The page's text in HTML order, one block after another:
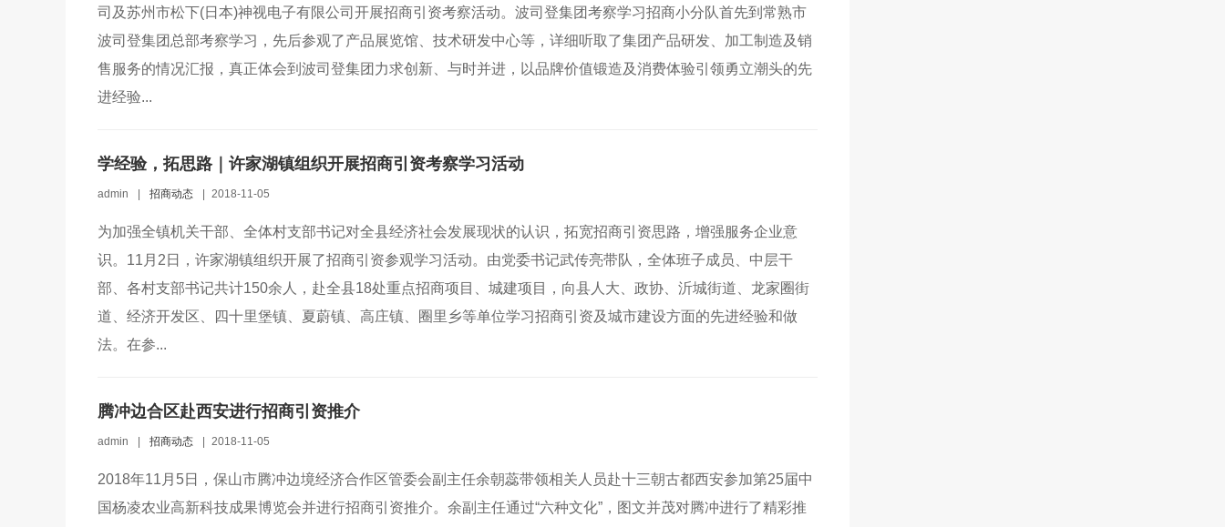
司及苏州市松下(日本)神视电子有限公司开展招商引资考察活动。波司登集团考察学习招商小分队首先到常熟市
波司登集团总部考察学习，先后参观了产品展览馆、技术研发中心等，详细听取了集团产品研发、加工制造及销
售服务的情况汇报，真正体会到波司登集团力求创新、与时并进，以品牌价值锻造及消费体验引领勇立潮头的先
进经验...
学经验，拓思路｜许家湖镇组织开展招商引资考察学习活动
admin 招商动态 2018-11-05
为加强全镇机关干部、全体村支部书记对全县经济社会发展现状的认识，拓宽招商引资思路，增强服务企业意
识。11月2日，许家湖镇组织开展了招商引资参观学习活动。由党委书记武传亮带队，全体班子成员、中层干
部、各村支部书记共计150余人，赴全县18处重点招商项目、城建项目，向县人大、政协、沂城街道、龙家圈街
道、经济开发区、四十里堡镇、夏蔚镇、高庄镇、圈里乡等单位学习招商引资及城市建设方面的先进经验和做
法。在参...
腾冲边合区赴西安进行招商引资推介
admin 招商动态 2018-11-05
2018年11月5日，保山市腾冲边境经济合作区管委会副主任余朝蕊带领相关人员赴十三朝古都西安参加第25届中
国杨凌农业高新科技成果博览会并进行招商引资推介。余副主任通过“六种文化”，图文并茂对腾冲进行了精彩推